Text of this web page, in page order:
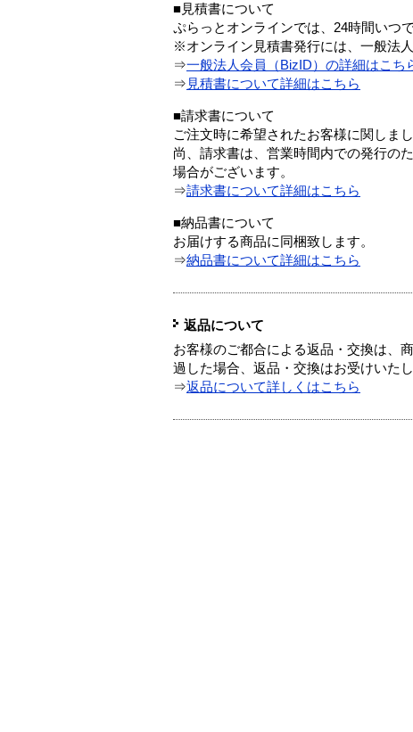
■見積書について
ぷらっとオンラインでは、24時間いつ
※オンライン見積書発行には、一般法
⇒一般法人会員（BizID）の詳細はこち
⇒ 見積書について詳細はこちら
■請求書について
ご注文時に希望されたお客様に関しま
尚、請求書は、営業時間内での発行の
場合がございます。
⇒請求書について詳細はこちら
■納品書について
お届けする商品に同梱致します。
⇒納品書について詳細はこちら
返品について
お客様のご都合による返品・交換は、
過した場合、返品・交換はお受けいたし
⇒返品について詳しくはこちら